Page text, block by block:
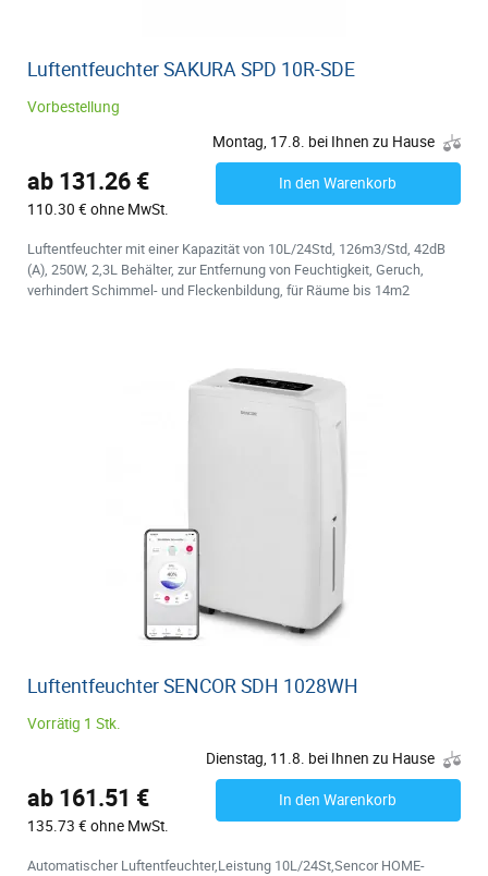
Luftentfeuchter SAKURA SPD 10R-SDE
Vorbestellung
Montag, 17.8. bei Ihnen zu Hause
ab 131.26 €
110.30 € ohne MwSt.
In den Warenkorb
Luftentfeuchter mit einer Kapazität von 10L/24Std, 126m3/Std, 42dB
(A), 250W, 2,3L Behälter, zur Entfernung von Feuchtigkeit, Geruch,
verhindert Schimmel- und Fleckenbildung, für Räume bis 14m2
Luftentfeuchter SENCOR SDH 1028WH
Vorrätig 1 Stk.
Dienstag, 11.8. bei Ihnen zu Hause
ab 161.51 €
135.73 € ohne MwSt.
In den Warenkorb
Automatischer Luftentfeuchter,Leistung 10L/24St,Sencor HOME-